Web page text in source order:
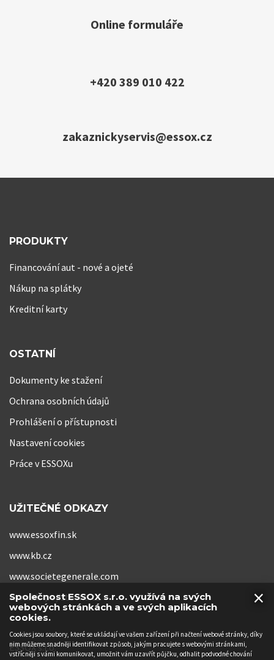
Online formuláře
+420 389 010 422
zakaznickyservis@essox.cz
PRODUKTY
Financování aut - nové a ojeté
Nákup na splátky
Kreditní karty
OSTATNÍ
Dokumenty ke stažení
Ochrana osobních údajů
Prohlášení o přístupnosti
Nastavení cookies
Práce v ESSOXu
UŽITEČNÉ ODKAZY
www.essoxfin.sk
www.kb.cz
www.societegenerale.com
www.kb-pojistovna.cz
ESSOX s.r.o.
×
Společnost ESSOX s.r.o. využívá na svých
webových stránkách a ve svých aplikacích
cookies.
Cookies jsou soubory, které se ukládají ve vašem zařízení při načtení webové stránky, díky
nim můžeme snadněji identifikovat způsob, jakým pracujete s webovými stránkami,
vstřícněji s vámi komunikovat, umožnit vám uzavřít půjčku, odhalit podvodné chování